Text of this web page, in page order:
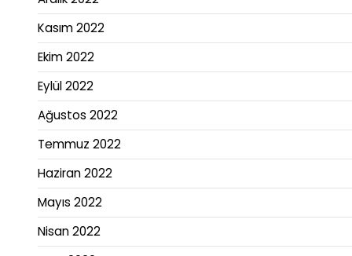
Kasım 2022
Ekim 2022
Eylül 2022
Ağustos 2022
Temmuz 2022
Haziran 2022
Mayıs 2022
Nisan 2022